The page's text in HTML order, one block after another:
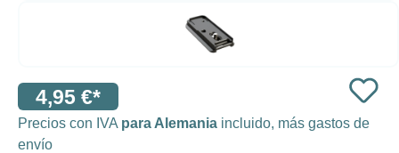
4,95 €*
Precios con IVA para Alemania incluido, más gastos de
envío